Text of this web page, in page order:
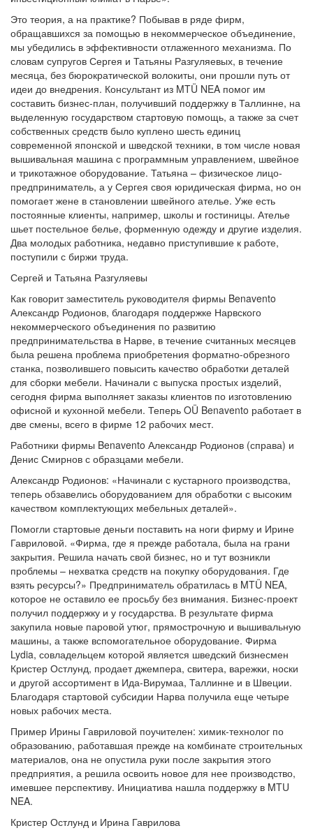
Это теория, а на практике? Побывав в ряде фирм,
обращавшихся за помощью в некоммерческое объединение,
мы убедились в эффективности отлаженного механизма. По
словам супругов Сергея и Татьяны Разгуляевых, в течение
месяца, без бюрократической волокиты, они прошли путь от
идеи до внедрения. Консультант из MTÜ NEA помог им
составить бизнес-план, получивший поддержку в Таллинне, на
выделенную государством стартовую помощь, а также за счет
собственных средств было куплено шесть единиц
современной японской и шведской техники, в том числе новая
вышивальная машина с программным управлением, швейное
и трикотажное оборудование. Татьяна – физическое лицо-
предприниматель, а у Сергея своя юридическая фирма, но он
помогает жене в становлении швейного ателье. Уже есть
постоянные клиенты, например, школы и гостиницы. Ателье
шьет постельное белье, форменную одежду и другие изделия.
Два молодых работника, недавно приступившие к работе,
поступили с биржи труда.
Сергей и Татьяна Разгуляевы
Как говорит заместитель руководителя фирмы Benavento
Александр Родионов, благодаря поддержке Нарвского
некоммерческого объединения по развитию
предпринимательства в Нарве, в течение считанных месяцев
была решена проблема приобретения форматно-обрезного
станка, позволившего повысить качество обработки деталей
для сборки мебели. Начинали с выпуска простых изделий,
сегодня фирма выполняет заказы клиентов по изготовлению
офисной и кухонной мебели. Теперь OÜ Benavento работает в
две смены, всего в фирме 12 рабочих мест.
Работники фирмы Benavento Александр Родионов (справа) и
Денис Смирнов с образцами мебели.
Александр Родионов: «Начинали с кустарного производства,
теперь обзавелись оборудованием для обработки с высоким
качеством комплектующих мебельных деталей».
Помогли стартовые деньги поставить на ноги фирму и Ирине
Гавриловой. «Фирма, где я прежде работала, была на грани
закрытия. Решила начать свой бизнес, но и тут возникли
проблемы – нехватка средств на покупку оборудования. Где
взять ресурсы?» Предприниматель обратилась в MTÜ NEA,
которое не оставило ее просьбу без внимания. Бизнес-проект
получил поддержку и у государства. В результате фирма
закупила новые паровой утюг, прямострочную и вышивальную
машины, а также вспомогательное оборудование. Фирма
Lydia, совладельцем которой является шведский бизнесмен
Кристер Остлунд, продает джемпера, свитера, варежки, носки
и другой ассортимент в Ида-Вирумаа, Таллинне и в Швеции.
Благодаря стартовой субсидии Нарва получила еще четыре
новых рабочих места.
Пример Ирины Гавриловой поучителен: химик-технолог по
образованию, работавшая прежде на комбинате строительных
материалов, она не опустила руки после закрытия этого
предприятия, а решила освоить новое для нее производство,
имевшее перспективу. Инициатива нашла поддержку в MTU
NEA.
Кристер Остлунд и Ирина Гаврилова